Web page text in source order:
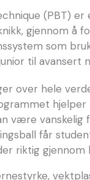
(PBT)
gjennom å
som
til avansert
over hele
være vanskelig
får
riktig